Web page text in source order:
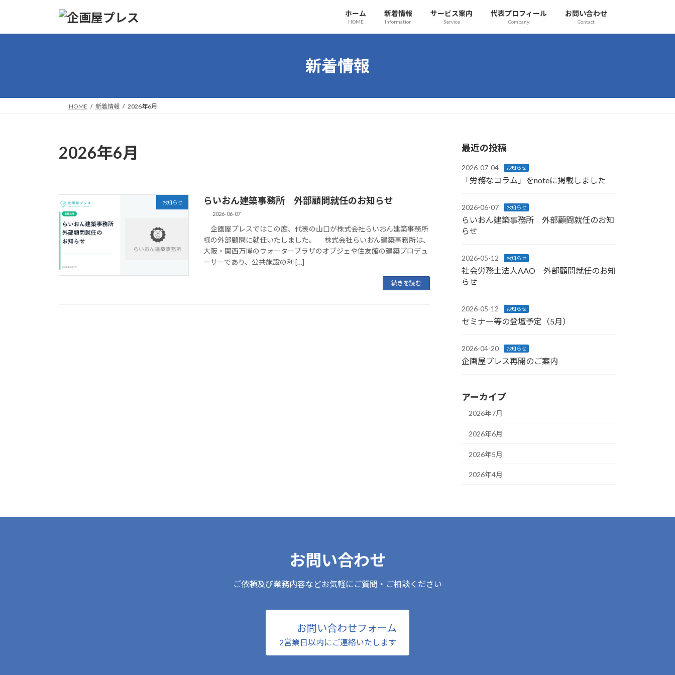
ホーム
HOME
新着情報
Information
サービス案内
Service
代表プロフィール
Company
お問い合わせ
Contact
新着情報
HOME 新着情報 2026年6月
2026年6月
お知らせ らいおん建築事務所 外部顧問就任のお知らせ
2026-06-07
企画屋プレスではこの度、代表の山口が株式会社らいおん建築事務所
様の外部顧問に就任いたしました。 株式会社らいおん建築事務所は、
大阪・関西万博のウォータープラザのオブジェや住友館の建築プロデュ
ーサーであり、公共施設の利 […]
続きを読む
最近の投稿
2026-07-04 お知らせ
「労務なコラム」をnoteに掲載しました
2026-06-07 お知らせ
らいおん建築事務所 外部顧問就任のお知
らせ
2026-05-12 お知らせ
社会労務士法人AAO 外部顧問就任のお知
らせ
2026-05-12 お知らせ
セミナー等の登壇予定（5月）
2026-04-20 お知らせ
企画屋プレス再開のご案内
アーカイブ
2026年7月
2026年6月
2026年5月
2026年4月
お問い合わせ
ご依頼及び業務内容などお気軽にご質問・ご相談ください
お問い合わせフォーム
2営業日以内にご連絡いたします